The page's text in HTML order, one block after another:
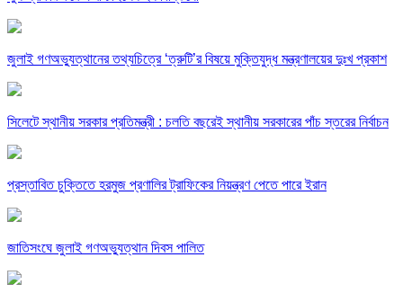
জুলাই গণঅভ্যুত্থানের তথ্যচিত্রে ‘ত্রুটি’র বিষয়ে মুক্তিযুদ্ধ মন্ত্রণালয়ের দুঃখ প্রকাশ
সিলেটে স্থানীয় সরকার প্রতিমন্ত্রী : চলতি বছরেই স্থানীয় সরকারের পাঁচ স্তরের নির্বাচন
প্রস্তাবিত চুক্তিতে হরমুজ প্রণালির ট্রাফিকের নিয়ন্ত্রণ পেতে পারে ইরান
জাতিসংঘে জুলাই গণঅভ্যুত্থান দিবস পালিত